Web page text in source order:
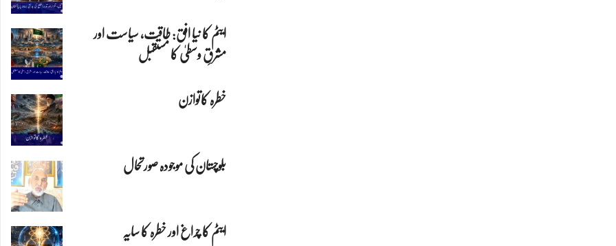
ایٹم کا چراغ اور خطرہ کا سایہ
ایٹم کا نیا افق: طاقت، سیاست اور
مشرقِ وسطیٰ کا مستقبل
خطرہ کاتوازن
بلوچستان کی موجودہ صورتحال